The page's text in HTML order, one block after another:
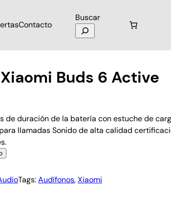
Contacto
Buscar
Buds 6 Active
de duración de la batería con estuche de
llamadas Sonido de alta calidad
Tags:Audífonos, Xiaomi